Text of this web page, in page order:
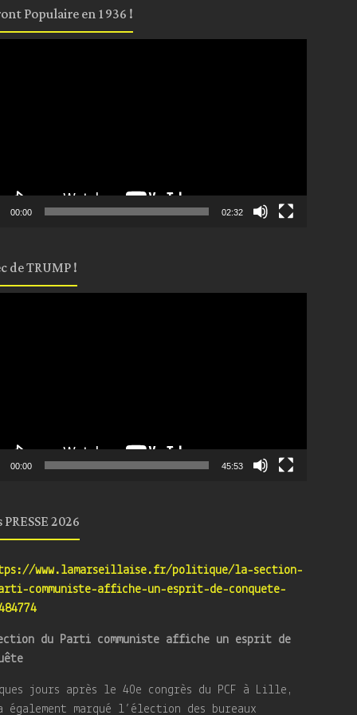
Populaire en 1936 !
00:00 02:32
de TRUMP !
00:00 45:53
2026
www.lamarseillaise.fr/politique/la-section-
communiste-affiche-un-esprit-de-conquete-
du Parti communiste affiche un esprit de
jours après le 40e congrès du PCF à Lille,
également marqué l’élection des bureaux